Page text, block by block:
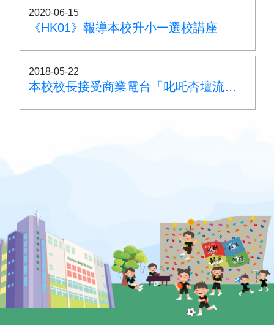
2020-06-15
《HK01》報導本校升小一選校講座
2018-05-22
本校校長接受商業電台「叱吒杏壇流行榜訪問」介紹本校校歌